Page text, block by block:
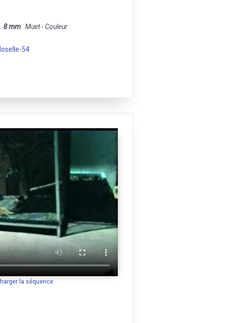
8 mm Muet - Couleur
54
la séquence